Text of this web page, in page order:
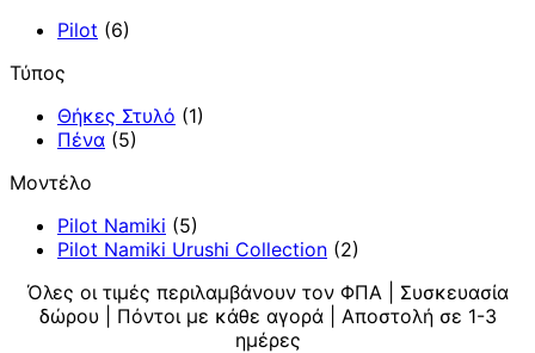
Pilot (6)
Τύπος
Θήκες Στυλό (1)
Πένα (5)
Μοντέλο
Pilot Namiki (5)
Pilot Namiki Urushi Collection (2)
Όλες οι τιμές περιλαμβάνουν τον ΦΠΑ | Συσκευασία
δώρου | Πόντοι με κάθε αγορά | Αποστολή σε 1-3
ημέρες